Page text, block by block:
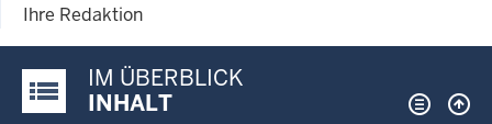
Ihre Redaktion
Justiz-Portal im Überblick:
IM ÜBERBLICK
INHALT